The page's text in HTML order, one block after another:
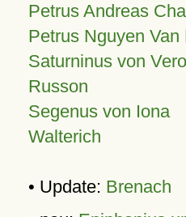
Petrus Andreas
Petrus Nguyen Van
Saturninus von
Russon
Segenus von Iona
Walterich
• Update: Brenach